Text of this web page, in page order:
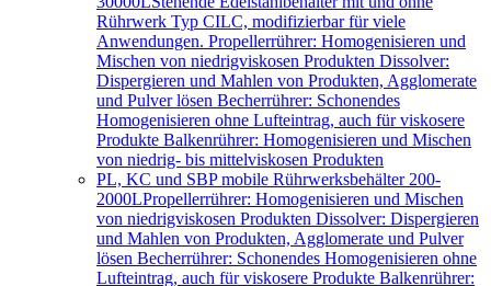
Rührwerk Typ CILC, modifizierbar für viele
Anwendungen. Propellerrührer: Homogenisieren und
Mischen von niedrigviskosen Produkten Dissolver:
Dispergieren und Mahlen von Produkten, Agglomerate
und Pulver lösen Becherrührer: Schonendes
Homogenisieren ohne Lufteintrag, auch für viskosere
Produkte Balkenrührer: Homogenisieren und Mischen
von niedrig- bis mittelviskosen Produkten
PL, KC und SBP mobile Rührwerksbehälter 200-
2000LPropellerrührer: Homogenisieren und Mischen
von niedrigviskosen Produkten Dissolver: Dispergieren
und Mahlen von Produkten, Agglomerate und Pulver
lösen Becherrührer: Schonendes Homogenisieren ohne
Lufteintrag, auch für viskosere Produkte Balkenrührer: